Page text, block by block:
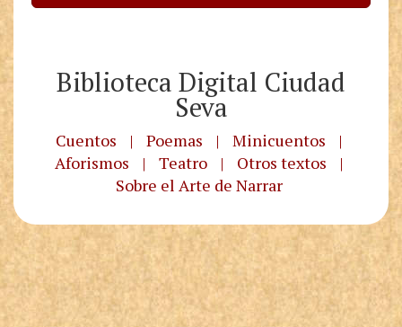
Biblioteca Digital Ciudad
Seva
Cuentos | Poemas | Minicuentos
|
Aforismos
| Teatro | Otros textos
|
Sobre el Arte de Narrar